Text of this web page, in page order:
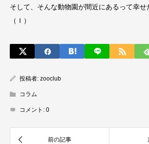
そして、そんな動物園が間近にあるって幸せ
（Ｉ）
投稿者: zooclub
コラム
コメント: 0